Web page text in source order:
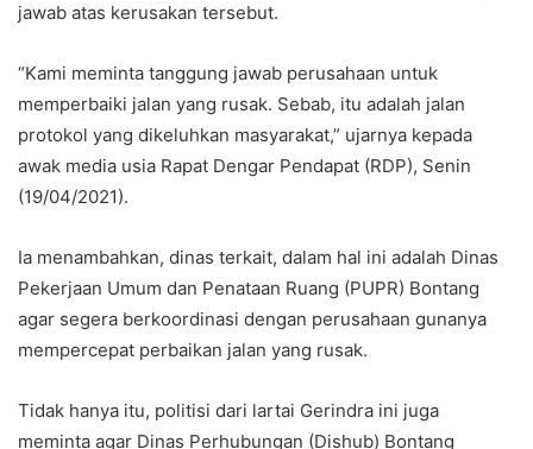
jawab atas kerusakan tersebut.
“Kami meminta tanggung jawab perusahaan untuk
memperbaiki jalan yang rusak. Sebab, itu adalah jalan
protokol yang dikeluhkan masyarakat,” ujarnya kepada
awak media usia Rapat Dengar Pendapat (RDP), Senin
(19/04/2021).
Ia menambahkan, dinas terkait, dalam hal ini adalah Dinas
Pekerjaan Umum dan Penataan Ruang (PUPR) Bontang
agar segera berkoordinasi dengan perusahaan gunanya
mempercepat perbaikan jalan yang rusak.
Tidak hanya itu, politisi dari lartai Gerindra ini juga
meminta agar Dinas Perhubungan (Dishub) Bontang